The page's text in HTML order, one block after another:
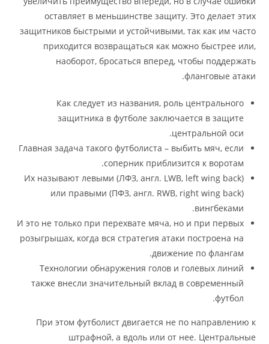
оставляет в меньшинстве защиту. Это делает этих
защитников быстрыми и устойчивыми, так как им часто
приходится возвращаться как можно быстрее или,
наоборот, бросаться вперед, чтобы поддержать
фланговые атаки.
Как следует из названия, роль центрального
защитника в футболе заключается в защите
центральной оси.
Главная задача такого футболиста – выбить мяч, если
соперник приблизится к воротам.
Их называют левыми (ЛФЗ, англ. LWB, left wing back)
или правыми (ПФЗ, англ. RWB, right wing back)
вингбеками.
И это не только при перехвате мяча, но и при первых
розыгрышах, когда вся стратегия атаки построена на
движение по флангам.
Технологии обнаружения голов и голевых линий
также внесли значительный вклад в современный
футбол.
При этом футболист двигается не по направлению к
штрафной, а вдоль или от нее. Центральные